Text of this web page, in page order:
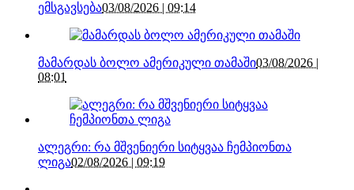
ემსგავსება03/08/2026 | 09:14
მამარდას ბოლო ამერიკული თამაში03/08/2026 |
08:01
ალეგრი: რა მშვენიერი სიტყვაა ჩემპიონთა
ლიგა02/08/2026 | 09:19